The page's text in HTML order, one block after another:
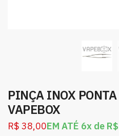
PINÇA INOX
VAPEBOX
R$ 38,00EM ATÉ 6x de R$